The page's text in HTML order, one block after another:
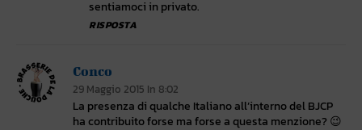
sentiamoci in privato.
RISPOSTA
Conco
29 Maggio 2015 In 8:02
La presenza di qualche Italiano all’interno del BJCP
ha contribuito forse ma forse a questa menzione? 😉